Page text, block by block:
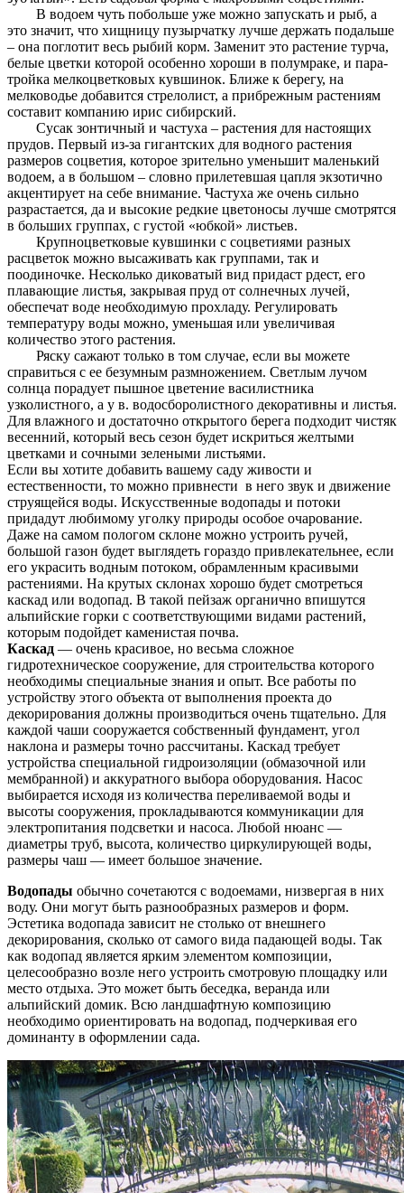
В водоем чуть побольше уже можно запускать и рыб, а
это значит, что хищницу пузырчатку лучше держать подальше
– она поглотит весь рыбий корм. Заменит это растение турча,
белые цветки которой особенно хороши в полумраке, и пара-
тройка мелкоцветковых кувшинок. Ближе к берегу, на
мелководье добавится стрелолист, а прибрежным растениям
составит компанию ирис сибирский.
Сусак зонтичный и частуха – растения для настоящих
прудов. Первый из-за гигантских для водного растения
размеров соцветия, которое зрительно уменьшит маленький
водоем, а в большом – словно прилетевшая цапля экзотично
акцентирует на себе внимание. Частуха же очень сильно
разрастается, да и высокие редкие цветоносы лучше смотрятся
в больших группах, с густой «юбкой» листьев.
Крупноцветковые кувшинки с соцветиями разных
расцветок можно высаживать как группами, так и
поодиночке. Несколько диковатый вид придаст рдест, его
плавающие листья, закрывая пруд от солнечных лучей,
обеспечат воде необходимую прохладу. Регулировать
температуру воды можно, уменьшая или увеличивая
количество этого растения.
Ряску сажают только в том случае, если вы можете
справиться с ее безумным размножением. Светлым лучом
солнца порадует пышное цветение василистника
узколистного, а у в. водосборолистного декоративны и листья.
Для влажного и достаточно открытого берега подходит чистяк
весенний, который весь сезон будет искриться желтыми
цветками и сочными зелеными листьями.
Если вы хотите добавить вашему саду живости и
естественности, то можно привнести в него звук и движение
струящейся воды. Искусственные водопады и потоки
придадут любимому уголку природы особое очарование.
Даже на самом пологом склоне можно устроить ручей,
большой газон будет выглядеть гораздо привлекательнее, если
его украсить водным потоком, обрамленным красивыми
растениями. На крутых склонах хорошо будет смотреться
каскад или водопад. В такой пейзаж органично впишутся
альпийские горки с соответствующими видами растений,
которым подойдет каменистая почва.
Каскад — очень красивое, но весьма сложное
гидротехническое сооружение, для строительства которого
необходимы специальные знания и опыт. Все работы по
устройству этого объекта от выполнения проекта до
декорирования должны производиться очень тщательно. Для
каждой чаши сооружается собственный фундамент, угол
наклона и размеры точно рассчитаны. Каскад требует
устройства специальной гидроизоляции (обмазочной или
мембранной) и аккуратного выбора оборудования. Насос
выбирается исходя из количества переливаемой воды и
высоты сооружения, прокладываются коммуникации для
электропитания подсветки и насоса. Любой нюанс —
диаметры труб, высота, количество циркулирующей воды,
размеры чаш — имеет большое значение.
Водопады обычно сочетаются с водоемами, низвергая в них
воду. Они могут быть разнообразных размеров и форм.
Эстетика водопада зависит не столько от внешнего
декорирования, сколько от самого вида падающей воды. Так
как водопад является ярким элементом композиции,
целесообразно возле него устроить смотровую площадку или
место отдыха. Это может быть беседка, веранда или
альпийский домик. Всю ландшафтную композицию
необходимо ориентировать на водопад, подчеркивая его
доминанту в оформлении сада.